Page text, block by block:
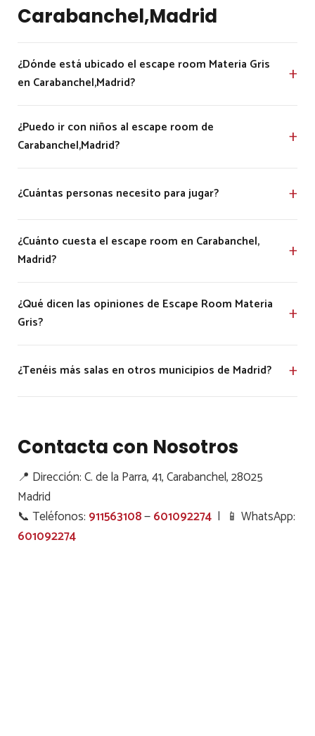
Carabanchel,Madrid
¿Dónde está ubicado el escape room Materia Gris
en Carabanchel,Madrid?
¿Puedo ir con niños al escape room de
Carabanchel,Madrid?
¿Cuántas personas necesito para jugar?
¿Cuánto cuesta el escape room en Carabanchel,
Madrid?
¿Qué dicen las opiniones de Escape Room Materia
Gris?
¿Tenéis más salas en otros municipios de Madrid?
Contacta con Nosotros
📍 Dirección: C. de la Parra, 41, Carabanchel, 28025
Madrid
📞 Teléfonos: 911563108—601092274| 📱 WhatsApp:
601092274